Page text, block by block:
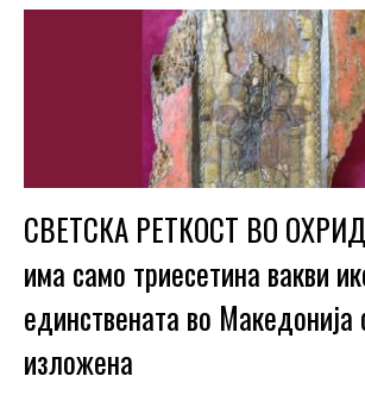
СВЕТСКА РЕТКОСТ ВО ОХРИД
има само триесетина вакви
единствената во Македонија
изложена